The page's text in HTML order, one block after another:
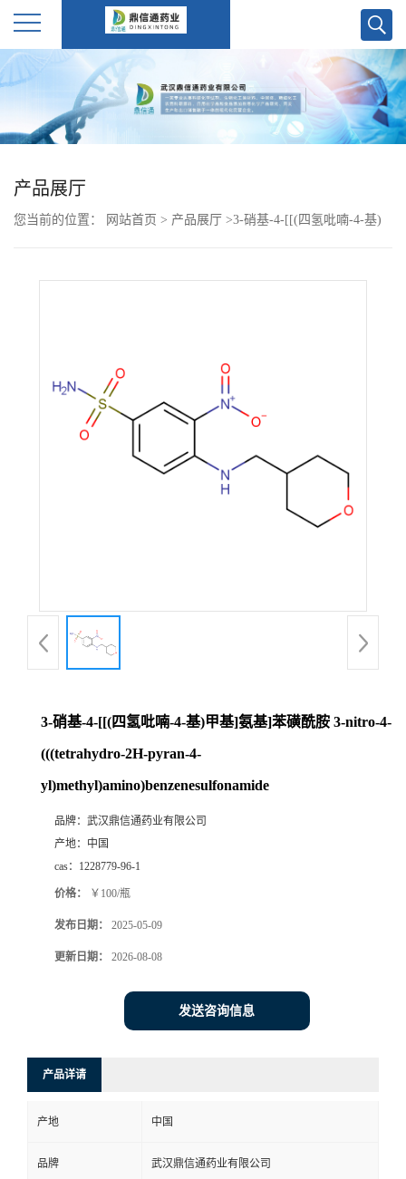
公
产
厅
联
言
产品展厅
您当前的位置： 网站首页 > 产品展厅 >3-硝基-4-[[(四氢吡喃-4-基)
3-硝基-4-[[(四氢吡喃-4-基)甲基]氨基]苯磺酰胺 3-nitro-4-
(((tetrahydro-2H-pyran-4-
yl)methyl)amino)benzenesulfonamide
品牌： 武汉鼎信通药业有限公司
产地： 中国
cas： 1228779-96-1
价格： ￥100/瓶
发布日期： 2025-05-09
更新日期： 2026-08-08
发送咨询信息
产品详请
产地 中国
品牌 武汉鼎信通药业有限公司